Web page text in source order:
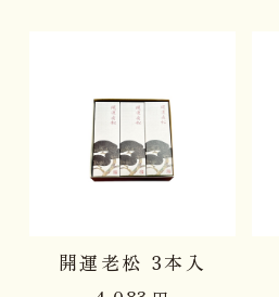
開運老松 3本入